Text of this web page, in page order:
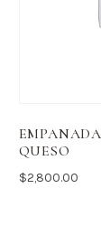
QUESO
$2,800.00